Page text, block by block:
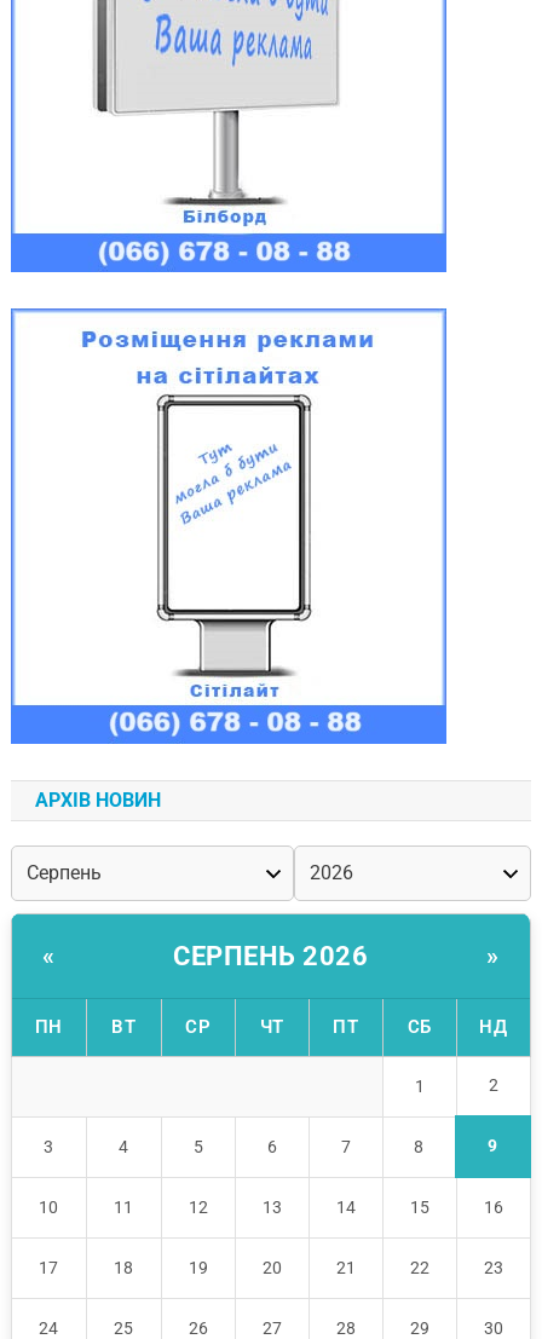
АРХІВ НОВИН
« СЕРПЕНЬ 2026 »
ПН ВТ СР ЧТ ПТ СБ НД
1 2
3 4 5 6 7 8 9
10 11 12 13 14 15 16
17 18 19 20 21 22 23
24 25 26 27 28 29 30